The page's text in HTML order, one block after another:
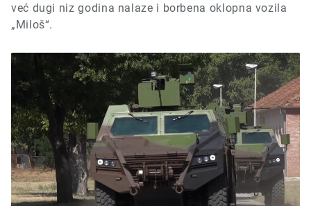
već dugi niz godina nalaze i borbena oklopna vozila
„Miloš“.